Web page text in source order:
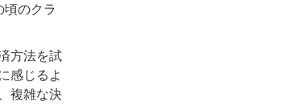
のクラ
方法を試
感じるよ
複雑な決